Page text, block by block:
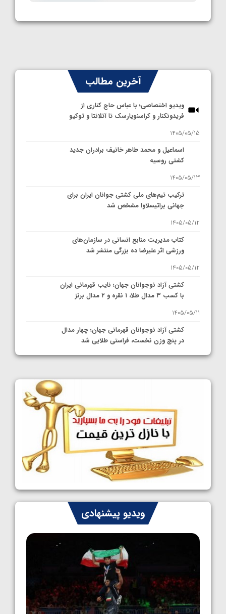
آخرین مطالب
ویدیو اختصاصی؛ با عباس حاج کناری از
فریدونکنار و کراسنویارسک تا آتلانتا و توکیو
1405/05/15
اسماعیل و محمد طاهر خانیف برادران جدید
کشتی روسیه
1405/05/13
ترکیب تیم‌های ملی کشتی جوانان ایران برای
جهانی براتیسلاوا مشخص شد
1405/05/12
کتاب مدیریت منابع انسانی در سازمان‌های
ورزشی اثر علیرضا ده بزرگی منتشر شد
1405/05/12
کشتی آزاد نوجوانان جهان؛ نایب قهرمانی ایران
با کسب ۳ مدال طلا، ۱ نقره و ۲ مدال برنز
1405/05/11
کشتی آزاد نوجوانان قهرمانی جهان؛ چهار مدال
در پنج وزن نخست، فراستی طلایی شد
1405/05/11
کشتی آزاد نوجوانان جهان؛ رقبای نمایندگان
ایران مشخص شدند
1405/05/08
کشتی فرنگی نوجوانان جهان؛ سکوی تیمی
سوم برای ایران
1405/05/07
ایران چشم به راه چهار مدال در پنج وزن دوم
کشتی فرنگی نوجوانان جهان
1405/05/06
ویدیو پیشنهادی